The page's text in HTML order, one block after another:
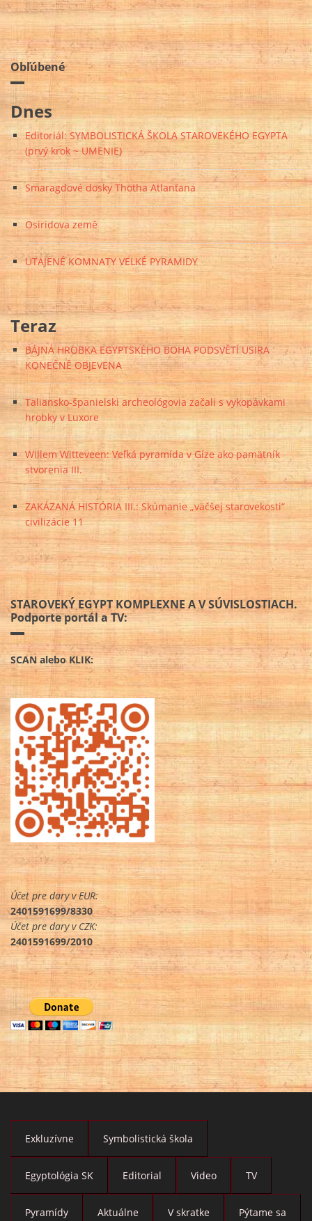
Obľúbené
Dnes
Editoriál: SYMBOLISTICKÁ ŠKOLA STAROVEKÉHO EGYPTA
(prvý krok ~ UMENIE)
Smaragdové dosky Thotha Atlanťana
Osiridova země
UTAJENÉ KOMNATY VELKÉ PYRAMIDY
Teraz
BÁJNÁ HROBKA EGYPTSKÉHO BOHA PODSVĚTÍ USIRA
KONEČNĚ OBJEVENA
Taliansko-španielski archeológovia začali s vykopávkami
hrobky v Luxore
Willem Witteveen: Veľká pyramída v Gíze ako pamätník
stvorenia III.
ZAKÁZANÁ HISTÓRIA III.: Skúmanie „väčšej starovekosti“
civilizácie 11
STAROVEKÝ EGYPT KOMPLEXNE A V SÚVISLOSTIACH.
Podporte portál a TV:
SCAN alebo KLIK:
Účet pre dary v EUR:
2401591699/8330
Účet pre dary v CZK:
2401591699/2010
Exkluzívne Symbolistická škola
Egyptológia SK Editorial Video TV
Pyramídy Aktuálne V skratke Pýtame sa